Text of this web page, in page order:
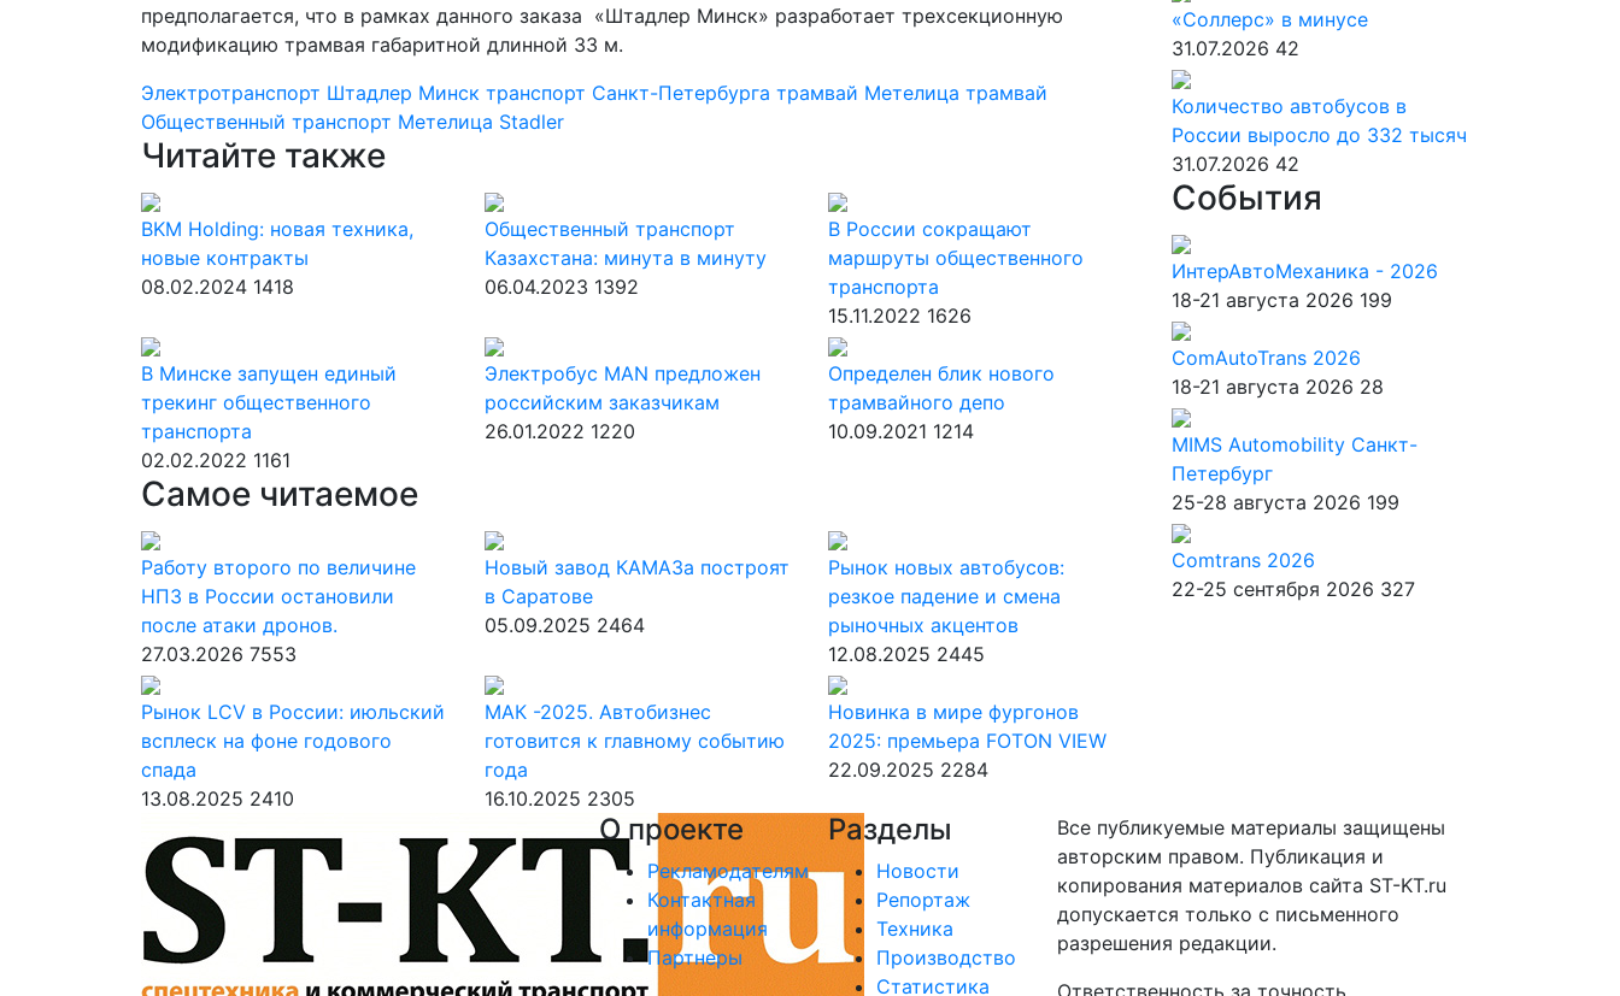
предполагается, что в рамках данного заказа «Штадлер Минск» разработает трехсекционную
модификацию трамвая габаритной длинной 33 м.
Электротранспорт Штадлер Минск транспорт Санкт-Петербурга трамвай Метелица трамвай
Общественный транспорт Метелица Stadler
Читайте также
BKM Holding: новая техника,
новые контракты
08.02.2024 1418
Общественный транспорт
Казахстана: минута в минуту
06.04.2023 1392
В России сокращают
маршруты общественного
транспорта
15.11.2022 1626
В Минске запущен единый
трекинг общественного
транспорта
02.02.2022 1161
Электробус MAN предложен
российским заказчикам
26.01.2022 1220
Определен блик нового
трамвайного депо
10.09.2021 1214
Самое читаемое
Работу второго по величине
НПЗ в России остановили
после атаки дронов.
27.03.2026 7553
Новый завод КАМАЗа построят
в Саратове
05.09.2025 2464
Рынок новых автобусов:
резкое падение и смена
рыночных акцентов
12.08.2025 2445
Рынок LCV в России: июльский
всплеск на фоне годового
спада
13.08.2025 2410
МАК -2025. Автобизнес
готовится к главному событию
года
16.10.2025 2305
Новинка в мире фургонов
2025: премьера FOTON VIEW
22.09.2025 2284
«Соллерс» в минусе
31.07.2026 42
Количество автобусов в
России выросло до 332 тысяч
31.07.2026 42
События
ИнтерАвтоМеханика - 2026
18-21 августа 2026 199
ComAutoTrans 2026
18-21 августа 2026 28
MIMS Automobility Санкт-
Петербург
25-28 августа 2026 199
Comtrans 2026
22-25 сентября 2026 327
О проекте
Рекламодателям
Контактная
информация
Партнеры
Разделы
Новости
Репортаж
Техника
Производство
Статистика
Все публикуемые материалы защищены
авторским правом. Публикация и
копирования материалов сайта ST-KT.ru
допускается только с письменного
разрешения редакции.
Ответственность за точность